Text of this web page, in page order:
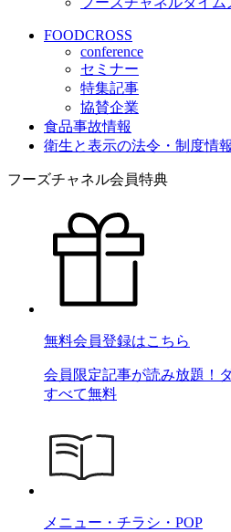
FOODCROSS
conference
セミナー
特集記事
協賛企業
食品事故情報
衛生と表示の法令・制度情報
フーズチャネル会員特典
無料会員登録はこちら
会員限定記事が読み放題！
すべて無料
メニュー・チラシ・POP